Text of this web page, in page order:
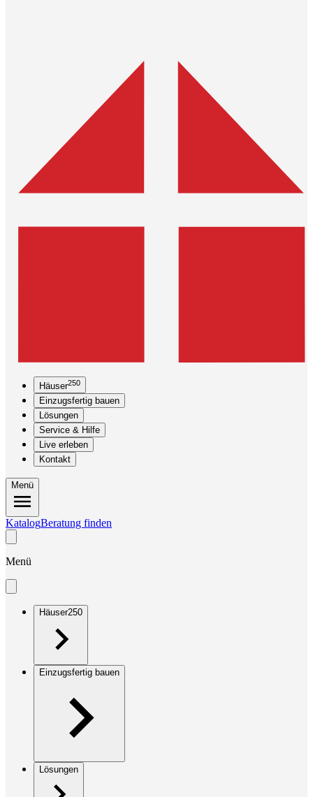
Häuser250
Einzugsfertig bauen
Lösungen
Service & Hilfe
Live erleben
Kontakt
Menü
KatalogBeratung finden
Menü
Häuser250
Einzugsfertig bauen
Lösungen